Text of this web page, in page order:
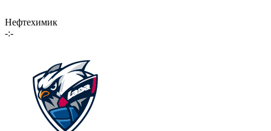
Нефтехимик
-:-